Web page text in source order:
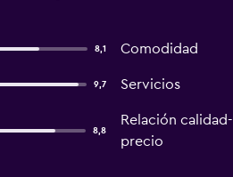
8,1 Comodidad
9,7 Servicios
8,8
Relación calidad-
precio